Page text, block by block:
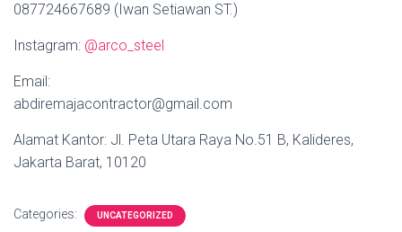
087724667689 (Iwan Setiawan ST.)
Instagram: @arco_steel
Email:
abdiremajacontractor@gmail.com
Alamat Kantor: Jl. Peta Utara Raya No.51 B, Kalideres,
Jakarta Barat, 10120
Categories: UNCATEGORIZED